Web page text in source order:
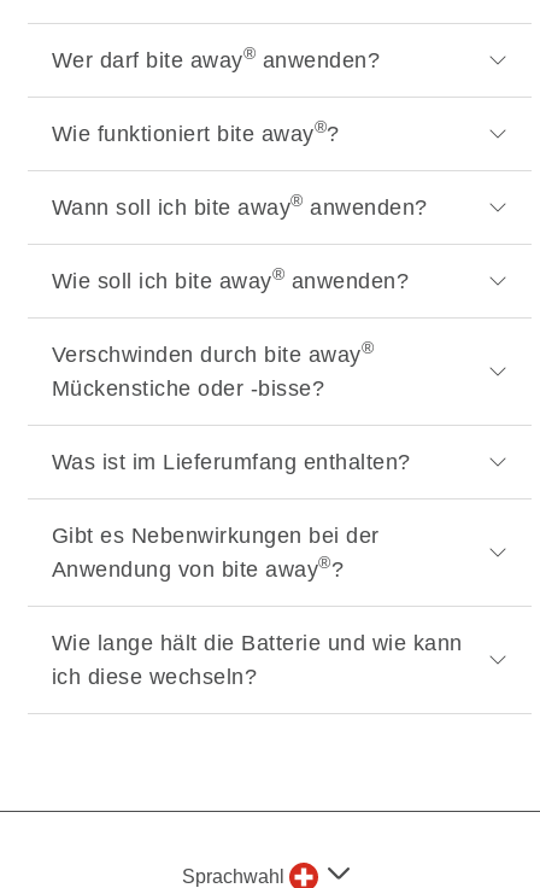
Wer darf bite away® anwenden?
Wie funktioniert bite away®?
Wann soll ich bite away® anwenden?
Wie soll ich bite away® anwenden?
Verschwinden durch bite away®
Mückenstiche oder -bisse?
Was ist im Lieferumfang enthalten?
Gibt es Nebenwirkungen bei der
Anwendung von bite away®?
Wie lange hält die Batterie und wie kann
ich diese wechseln?
Sprachwahl